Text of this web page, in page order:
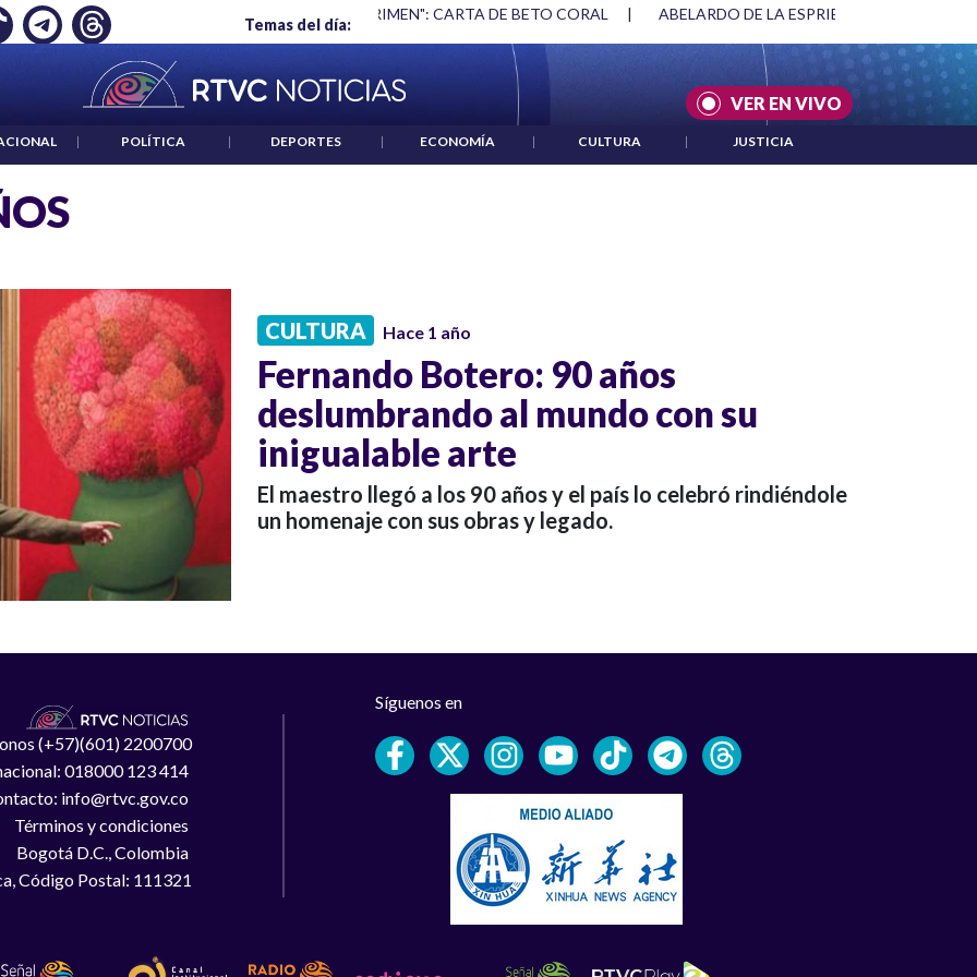
Temas del día:
EMPLEO: JP MORGAN "HABLAR NO ES UN CRIMEN": CARTA DE BETO CORAL | ABELARDO DE LA ESPRIELLA Y DMG
VER EN VIVO
| POLÍTICA | DEPORTES | ECONOMÍA | CULTURA | JUSTICIA
CULTURA Hace 1 año
Fernando Botero: 90 años
deslumbrando al mundo con su
inigualable arte
El maestro llegó a los 90 años y el país lo celebró rindiéndole
un homenaje con sus obras y legado.
(+57)(601) 2200700
018000 123 414
info@rtvc.gov.co
Términos y condiciones
Bogotá D.C., Colombia
Código Postal: 111321
Síguenos en